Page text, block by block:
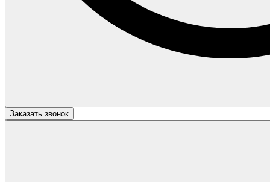
Заказать звонок